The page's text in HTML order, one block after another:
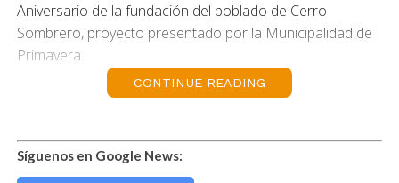
Aniversario de la fundación del poblado de Cerro
Sombrero, proyecto presentado por la Municipalidad de
Primavera.
CONTINUE READING
Síguenos en Google News: